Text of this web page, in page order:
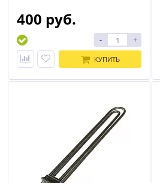
400 руб.
- +
КУПИТЬ